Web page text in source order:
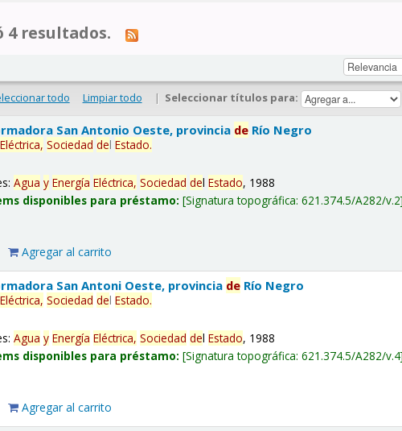
4 resultados.
todo Limpiar todo | Seleccionar títulos para:
San Antonio Oeste, provincia de Río Negro
Eléctrica, Sociedad delEstado.
Agua y Energía Eléctrica, Sociedad delEstado, 1988
disponibles para préstamo: Signatura topográfica:621.374.5/A282/v.2
Agregar al carrito
San Antoni Oeste, provincia de Río Negro
Eléctrica, Sociedad delEstado.
Agua y Energía Eléctrica, Sociedad delEstado, 1988
disponibles para préstamo: Signatura topográfica:621.374.5/A282/v.4
Agregar al carrito